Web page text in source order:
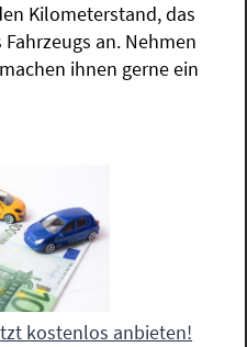
Kilometerstand, das
an. Nehmen
ihnen gerne ein
kostenlos anbieten!